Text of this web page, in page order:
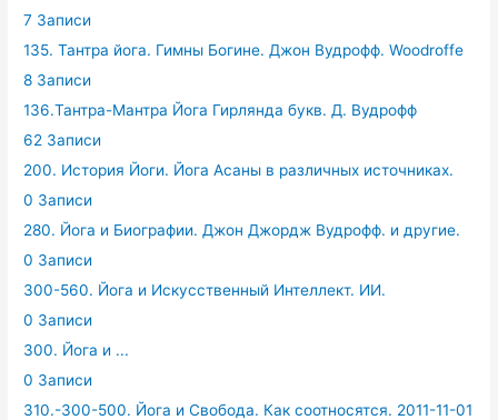
7 Записи
135. Тантра йога. Гимны Богине. Джон Вудрофф. Woodroffe
8 Записи
136.Тантра-Мантра Йога Гирлянда букв. Д. Вудрофф
62 Записи
200. История Йоги. Йога Асаны в различных источниках.
0 Записи
280. Йога и Биографии. Джон Джордж Вудрофф. и другие.
0 Записи
300-560. Йога и Искусственный Интеллект. ИИ.
0 Записи
300. Йога и ...
0 Записи
310.-300-500. Йога и Свобода. Как соотносятся. 2011-11-01